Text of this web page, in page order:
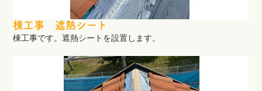
棟工事 遮熱シート
棟工事です。遮熱シートを設置します。